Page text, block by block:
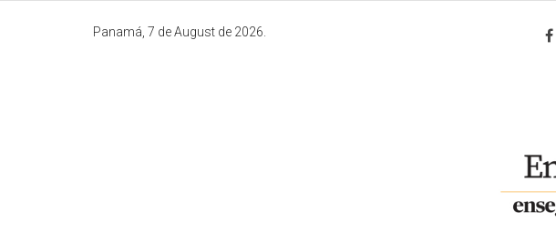
Panamá, 7 de August de 2026.